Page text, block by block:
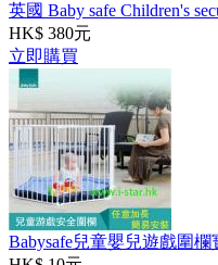
英國 Baby safe Children's
HK$ 380元
立即購買
Babysafe兒童嬰兒遊戲圍